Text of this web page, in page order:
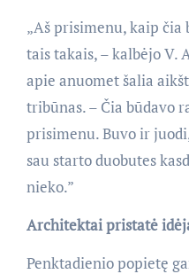
„Aš prisimenu, kaip čia
tais takais, – kalbėjo V.
apie anuomet šalia
tribūnas. – Čia būdavo
prisimenu. Buvo ir
sau starto duobutes
nieko.”
Architektai pristatė
Penktadienio popietę